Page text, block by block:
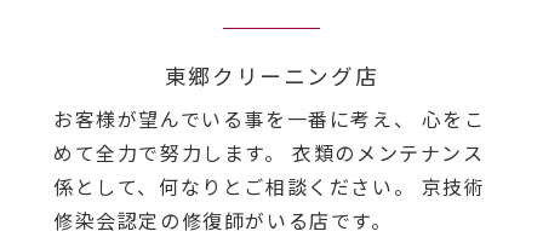
東郷クリーニング店
お客様が望んでいる事を一番に考え、 心をこ
めて全力で努力します。 衣類のメンテナンス
係として、何なりとご相談ください。 京技術
修染会認定の修復師がいる店です。